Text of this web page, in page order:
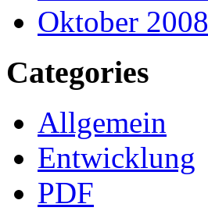
Oktober 2008
Categories
Allgemein
Entwicklung
PDF